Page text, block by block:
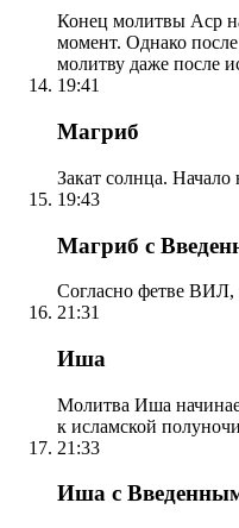
Конец молитвы Аср
момент. Однако
молитву даже после
19:41
Магриб
Закат солнца.
19:43
Магриб с
Согласно фетве ВИЛ,
21:31
Иша
Молитва Иша
к исламской
21:33
Иша с